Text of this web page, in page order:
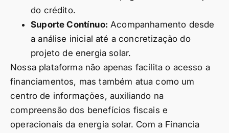
do crédito.
Suporte Contínuo: Acompanhamento desde
a análise inicial até a concretização do
projeto de energia solar.
Nossa plataforma não apenas facilita o acesso a
financiamentos, mas também atua como um
centro de informações, auxiliando na
compreensão dos benefícios fiscais e
operacionais da energia solar. Com a Financia